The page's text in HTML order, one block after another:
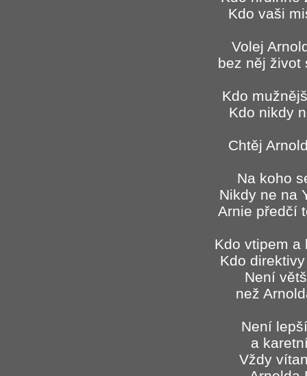
Kdo vaši
Volej
bez něj život
Kdo
Kdo nikdy
Chtěj
Na koho
Nikdy ne na
Arnie předčí
Kdo vtipem a
Kdo
Není
než
Není
a
Vždy